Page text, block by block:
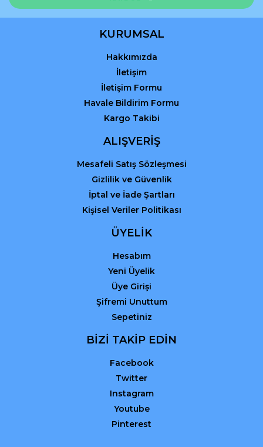
Gönder
KURUMSAL
Hakkımızda
İletişim
İletişim Formu
Havale Bildirim Formu
Kargo Takibi
ALIŞVERİŞ
Mesafeli Satış Sözleşmesi
Gizlilik ve Güvenlik
İptal ve İade Şartları
Kişisel Veriler Politikası
ÜYELİK
Hesabım
Yeni Üyelik
Üye Girişi
Şifremi Unuttum
Sepetiniz
BİZİ TAKİP EDİN
Facebook
Twitter
Instagram
Youtube
Pinterest